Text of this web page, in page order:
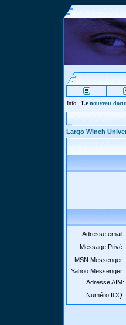
Info : Lenouveau
Largo Winch
Adresse email:
Message Privé:
MSN Messenger:
Yahoo Messenger:
Adresse AIM:
Numéro ICQ: